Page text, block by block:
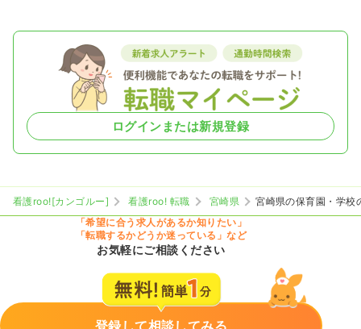
ログインまたは新規登録
看護roo![カンゴルー] 看護roo! 転職 宮崎県
宮崎県の保育園・学校
「希望に合う求人があるか知りたい」
「転職するかどうか迷っている」など
お気軽にご相談ください